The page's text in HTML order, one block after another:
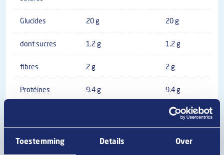
Toestemming Details Over
Glucides 20 g 20 g
dont sucres 1.2 g 1.2 g
fibres 2 g 2 g
Protéines 9.4 g 9.4 g
1.5 g